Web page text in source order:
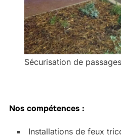
Sécurisation de
Nos compétences :
Installations de feux